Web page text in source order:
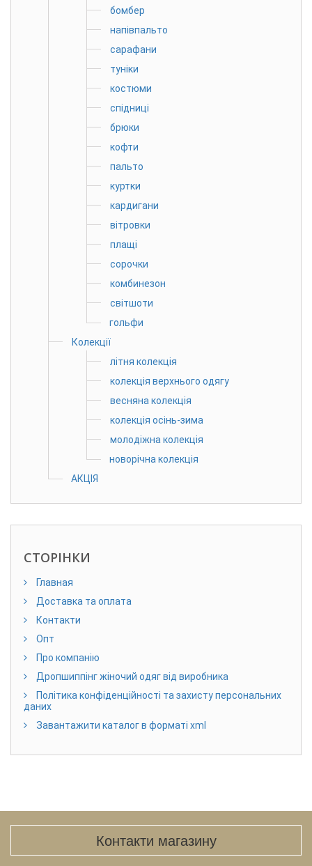
бомбер
напівпальто
сарафани
туніки
костюми
спідниці
брюки
кофти
пальто
куртки
кардигани
вітровки
плащі
сорочки
комбинезон
світшоти
гольфи
Колекції
літня колекція
колекція верхнього одягу
весняна колекція
колекція осінь-зима
молодіжна колекція
новорічна колекція
АКЦІЯ
СТОРІНКИ
Главная
Доставка та оплата
Контакти
Опт
Про компанію
Дропшиппінг жіночий одяг від виробника
Політика конфіденційності та захисту персональних
даних
Завантажити каталог в форматі xml
Контакти магазину